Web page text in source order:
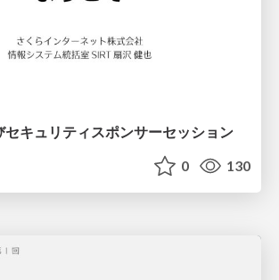
セキュリティスポンサーセッション
0 130